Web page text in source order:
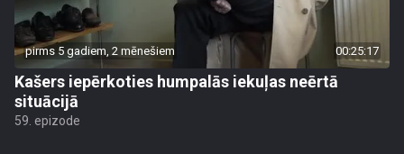
pirms 5 gadiem, 2 mēnešiem 00:25:17
Kašers iepērkoties humpalās iekuļas neērtā
situācijā
59. epizode